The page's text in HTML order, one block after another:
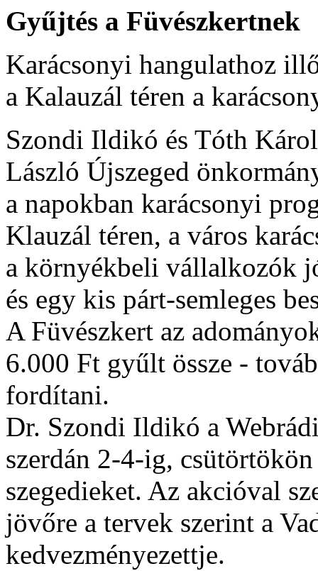
Gyűjtés a Füvészkertnek
Karácsonyi hangulathoz
a Kalauzál téren a
Szondi Ildikó és Tóth
László Újszeged
a napokban karácsonyi
Klauzál téren, a város
a környékbeli vállalkozók
és egy kis párt-semleges
A Füvészkert az
6.000 Ft gyűlt össze -
fordítani.
Dr. Szondi Ildikó a
szerdán 2-4-ig,
szegedieket. Az akcióval
jövőre a tervek szerint a
kedvezményezettje.